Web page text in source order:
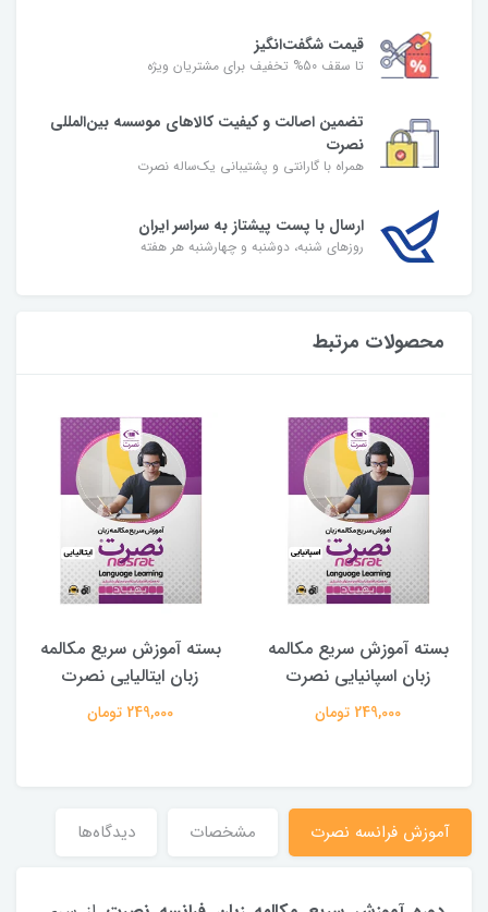
قیمت شگفت‌انگیز
تا سقف 50% تخفیف برای مشتریان ویژه
تضمین اصالت و کیفیت کالاهای موسسه بین‌المللی
نصرت
همراه با گارانتی و پشتیبانی یک‌ساله نصرت
ارسال با پست پیشتاز به سراسر ایران
روزهای شنبه، دوشنبه و چهارشنبه هر هفته
محصولات مرتبط
بسته آموزش سریع مکالمه
زبان اسپانیایی نصرت
249,000 تومان
بسته آموزش سریع مکالمه
زبان ایتالیایی نصرت
249,000 تومان
آموزش فرانسه نصرت مشخصات دیدگاه‌ها